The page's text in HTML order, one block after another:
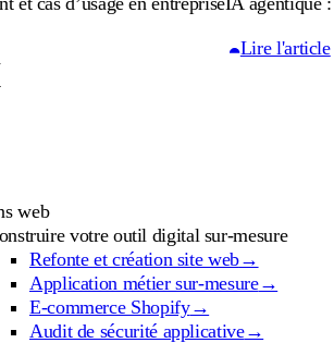
web
votre outil digital sur-mesure
Refonte et création site web→
Application métier sur-mesure→
E-commerce Shopify→
Audit de sécurité applicative→